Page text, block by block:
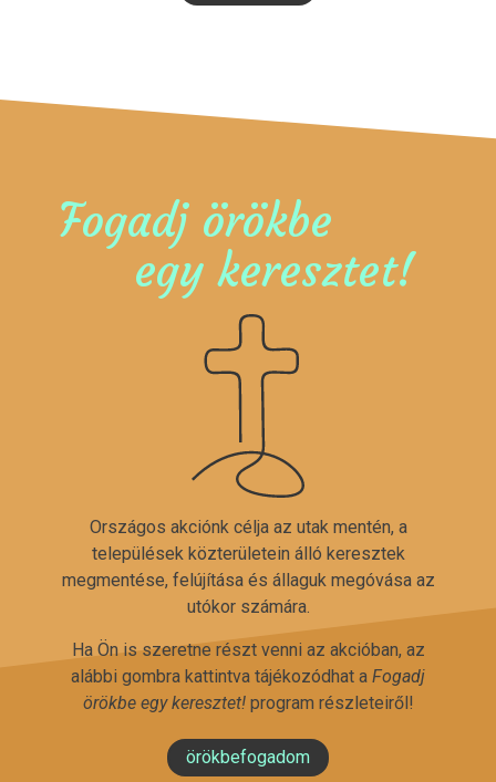
Fogadj örökbe
egy keresztet!
Országos akciónk célja az utak mentén, a
települések közterületein álló keresztek
megmentése, felújítása és állaguk megóvása az
utókor számára.
Ha Ön is szeretne részt venni az akcióban, az
alábbi gombra kattintva tájékozódhat a Fogadj
örökbe egy keresztet!program részleteiről!
örökbefogadom